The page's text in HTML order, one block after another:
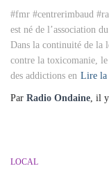
#fmr #centrerimbaud
est né de l’association
Dans la continuité de la
contre la toxicomanie,
des addictions en Lire la
Par Radio Ondaine, il
LOCAL